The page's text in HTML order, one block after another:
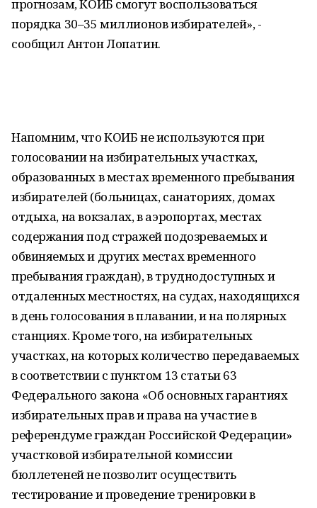
прогнозам, КОИБ смогут воспользоваться
порядка 30–35 миллионов избирателей», -
сообщил Антон Лопатин.
Напомним, что КОИБ не используются при
голосовании на избирательных участках,
образованных в местах временного пребывания
избирателей (больницах, санаториях, домах
отдыха, на вокзалах, в аэропортах, местах
содержания под стражей подозреваемых и
обвиняемых и других местах временного
пребывания граждан), в труднодоступных и
отдаленных местностях, на судах, находящихся
в день голосования в плавании, и на полярных
станциях. Кроме того, на избирательных
участках, на которых количество передаваемых
в соответствии с пунктом 13 статьи 63
Федерального закона «Об основных гарантиях
избирательных прав и права на участие в
референдуме граждан Российской Федерации»
участковой избирательной комиссии
бюллетеней не позволит осуществить
тестирование и проведение тренировки в